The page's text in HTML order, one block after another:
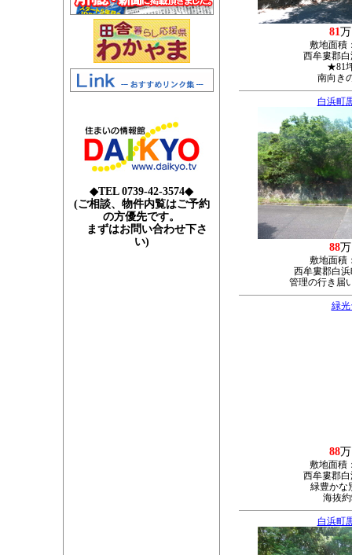
81
敷地面積
西牟婁郡白
★81
南向き
白浜町
88
敷地面積
西牟婁郡白浜
管理の行き届
緑光
88
敷地面積
西牟婁郡白
緑豊かな
海抜約
白浜町
◆TEL 0739-42-3574◆
(ご相談、物件内覧はご予約
の方優先です。
まずはお問い合わせ下さ
い)